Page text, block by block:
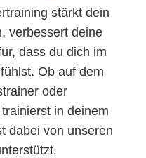
stärkt dein
verbessert deine
dass du dich im
Ob auf dem
oder
in deinem
dabei von unseren